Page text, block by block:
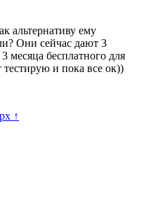
альтернативу ему
Они сейчас дают 3
бесплатного для
и пока все ок))
↑